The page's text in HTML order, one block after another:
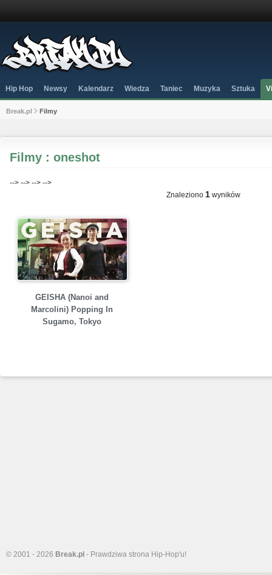
Hip Hop Newsy Kalendarz Wiedza Taniec Muzyka Sztuka
Break.pl Filmy
Filmy : oneshot
--> --> --> -->
Znaleziono 1 wyników
GEISHA (Nanoi and
Marcolini) Popping In
Sugamo, Tokyo
© 2001 - 2026 Break.pl - Prawdziwa strona Hip-Hop'u!